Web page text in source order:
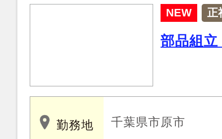
NEW 正
部品組
勤務地 千葉県市原市